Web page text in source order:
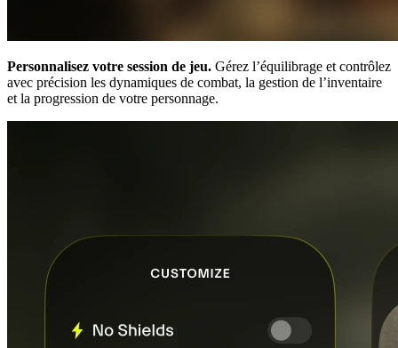
Personnalisez votre session de jeu. Gérez l’équilibrage et contrôlez
avec précision les dynamiques de combat, la gestion de l’inventaire
et la progression de votre personnage.